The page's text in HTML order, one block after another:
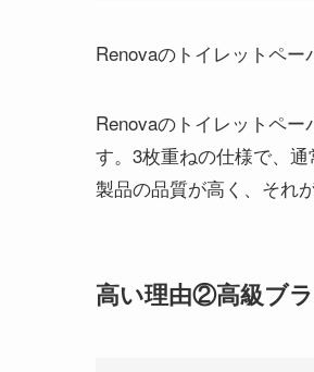
Renovaのトイレットペ
Renovaのトイレットペ
す。3枚重ねの仕様で、
製品の品質が高く、それ
高い理由②高級ブ